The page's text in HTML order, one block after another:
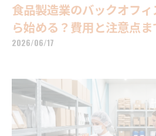
食品製造業のバックオフ
ら始める？費用と注意点
2026/06/17